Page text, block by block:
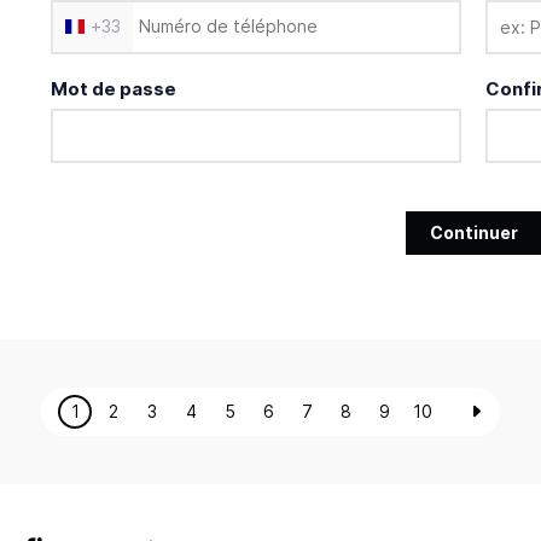
+33
Mot de passe
Continuer
1 2 3 4 5 6 7 8 9 10